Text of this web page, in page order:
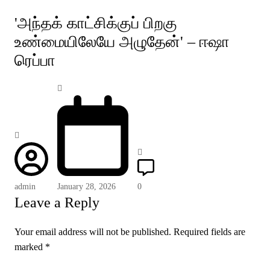
'அந்தக் காட்சிக்குப் பிறகு
உண்மையிலேயே அழுதேன்' – ஈஷா
ரெப்பா
admin January 28, 2026 0
Leave a Reply
Your email address will not be published. Required fields are
marked *